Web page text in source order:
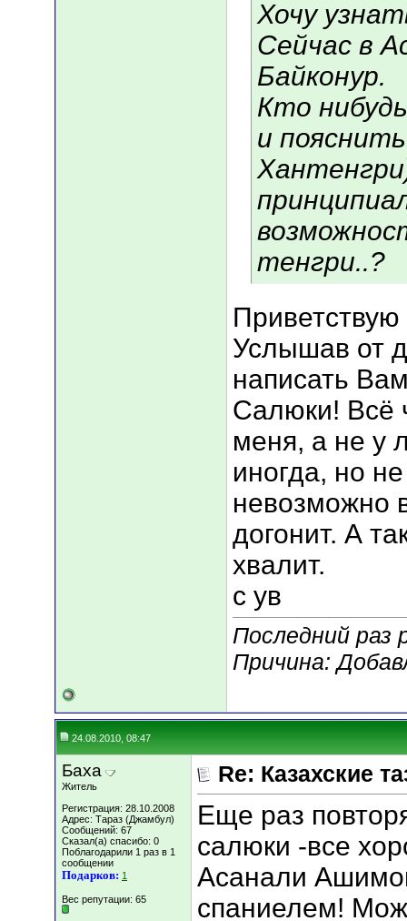
Хочу
Сейчас в
Байконур.
Кто
и
тенгри..?
Услышав от
написать
Салюки! Всё
меня, а не у
иногда, но
невозможно
догонит. А
хвалит.
с ув
Последний раз
Причина:
24.08.2010, 08:47
Баха
Житель
Регистрация: 28.10.2008
Адрес: Тараз (Джамбул)
Сообщений: 67
Сказал(а) спасибо: 0
Поблагодарили 1 раз в 1
сообщении
Подарков: 1
Вес репутации: 65
Re: Казахские
Еще раз
салюки -все
Асанали
спаниелем!